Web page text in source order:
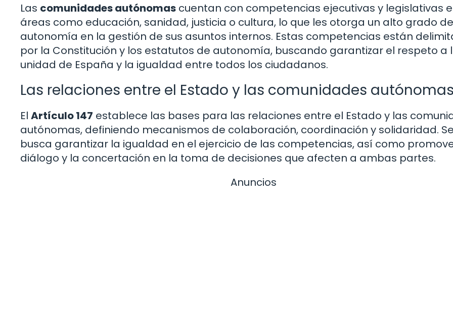
Las comunidades autónomas cuentan con competencias ejecutivas y legislativas
áreas como educación, sanidad, justicia o cultura, lo que les otorga un alto grado de
autonomía en la gestión de sus asuntos internos. Estas competencias están
por la Constitución y los estatutos de autonomía, buscando garantizar el respeto a
unidad de España y la igualdad entre todos los ciudadanos.
Las relaciones entre el Estado y las comunidades
El Artículo 147 establece las bases para las relaciones entre el Estado y las
autónomas, definiendo mecanismos de colaboración, coordinación y solidaridad.
busca garantizar la igualdad en el ejercicio de las competencias, así como
diálogo y la concertación en la toma de decisiones que afecten a ambas partes.
Anuncios